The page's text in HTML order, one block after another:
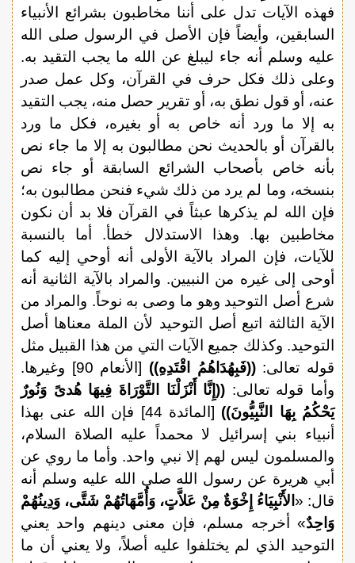
فهذه الآيات تدل على أننا مخاطبون بشرائع الأنبياء
السابقين، وأيضاً فإن الأصل في الرسول صلى الله
عليه وسلم أنه جاء ليبلغ عن الله ما يجب التقيد به.
وعلى ذلك فكل حرف في القرآن، وكل عمل صدر
عنه، أو قول نطق به، أو تقرير حصل منه، يجب التقيد
به إلا ما ورد أنه خاص به أو بغيره، فكل ما ورد
بالقرآن أو بالحديث نحن مطالبون به إلا ما جاء نص
بأنه خاص بأصحاب الشرائع السابقة أو جاء نص
بنسخه، وما لم يرد من ذلك شيء فنحن مطالبون به؛
فإن الله لم يذكرها عبثاً في القرآن فلا بد أن نكون
مخاطبين بها. وهذا الاستدلال خطأ. أما بالنسبة
للآيات، فإن المراد بالآية الأولى أنه أوحي إليه كما
أوحى إلى غيره من النبيين. والمراد بالآية الثانية أنه
شرع أصل التوحيد وهو ما وصى به نوحاً. والمراد من
الآية الثالثة اتبع أصل التوحيد لأن الملة معناها أصل
التوحيد. وكذلك جميع الآيات التي من هذا القبيل مثل
قوله تعالى:((فَبِهُدَاهُمُ اقْتَدِهِ))
[الأنعام 90] وغيرها.
وأما قوله تعالى: ((إِنَّا أَنْزَلْنَا التَّوْرَاةَ فِيهَا هُدىً وَنُورٌ
يَحْكُمُ بِهَا النَّبِيُّونَ))
[المائدة 44] فإن الله عنى بهذا
أنبياء بني إسرائيل لا محمداً عليه الصلاة السلام،
والمسلمون ليس لهم إلا نبي واحد. وأما ما روي عن
أبي هريرة عن رسول الله صلى الله عليه وسلم أنه
قال: « الأَنْبِيَاءُ إِخْوَةٌ مِنْ عَلاَّتٍ، وَأُمَّهَاتُهُمْ شَتَّى، وَدِينُهُمْ
وَاحِدٌ» أخرجه مسلم، فإن معنى دينهم واحد يعني
التوحيد الذي لم يختلفوا عليه أصلاً، ولا يعني أن ما